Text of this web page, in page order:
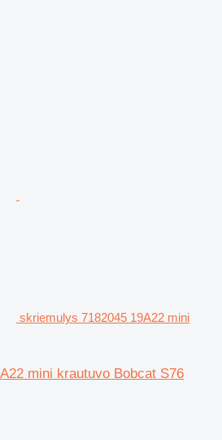
skriemulys 7182045 19A22 mini
mini krautuvo Bobcat S76